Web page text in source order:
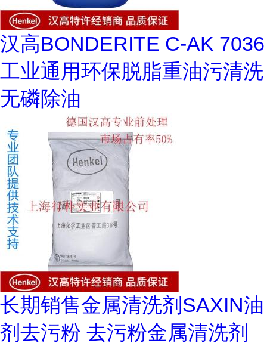
汉高BONDERITE C-AK 7036
工业通用环保脱脂重油污清洗
无磷除油
长期销售金属清洗剂SAXIN油
剂去污粉 去污粉金属清洗剂